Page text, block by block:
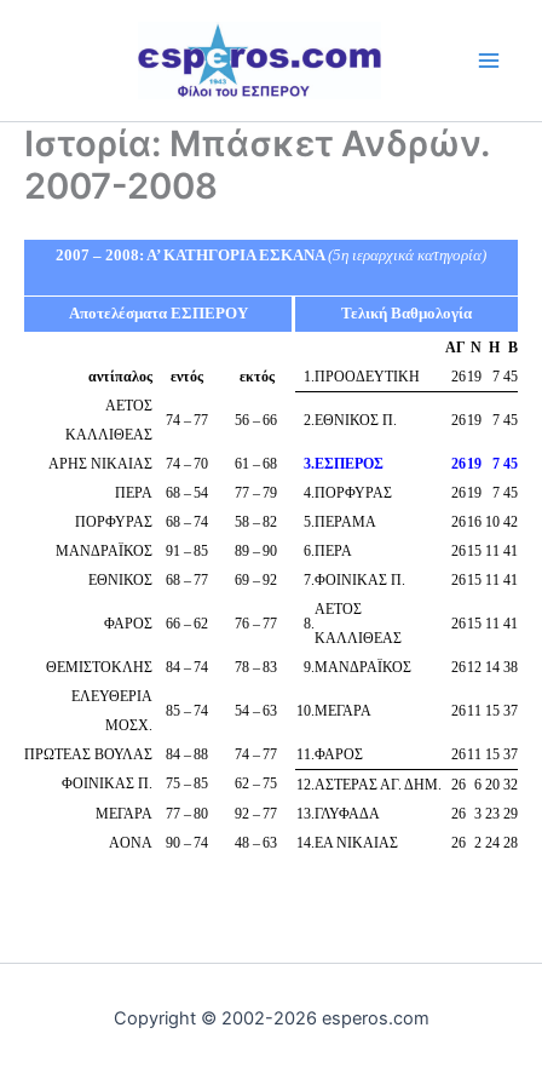
Ιστορία: Μπάσκετ Ανδρών.
2007-2008
2007 – 2008: A’ ΚΑΤΗΓΟΡΙΑ ΕΣΚΑΝΑ(5η ιεραρχικά κατηγορία)
Αποτελέσματα ΕΣΠΕΡΟΥ Τελική Βαθμολογία
ΑΓ Ν Η Β
αντίπαλος
εντός εκτός 1.ΠΡΟΟΔΕΥΤΙΚΗ 2619 7 45
ΑΕΤΟΣ
ΚΑΛΛΙΘΕΑΣ
74 –77 56 –66 2.ΕΘΝΙΚΟΣ Π. 2619 7 45
ΑΡΗΣ ΝΙΚΑΙΑΣ 74 –70 61 –68 3.ΕΣΠΕΡΟΣ 2619 7 45
ΠΕΡΑ
68 –54 77 –79 4.ΠΟΡΦΥΡΑΣ 2619 7 45
ΠΟΡΦΥΡΑΣ
68 –74 58 –82 5.ΠΕΡΑΜΑ 2616 10 42
ΜΑΝΔΡΑΪΚΟΣ
91 –85 89 –90 6.ΠΕΡΑ 2615 11 41
ΕΘΝΙΚΟΣ
68 –77 69 –92 7.ΦΟΙΝΙΚΑΣ Π. 2615 11 41
ΦΑΡΟΣ 66 –62 76 –77 8.
ΑΕΤΟΣ
ΚΑΛΛΙΘΕΑΣ
2615 11 41
ΘΕΜΙΣΤΟΚΛΗΣ 84 –74 78 –83 9.ΜΑΝΔΡΑΪΚΟΣ 2612 14 38
ΕΛΕΥΘΕΡΙΑ
ΜΟΣΧ.
85 –74 54 –63 10.ΜΕΓΑΡΑ 2611 15 37
ΠΡΩΤΕΑΣ ΒΟΥΛΑΣ 84 –88 74 –77 11.ΦΑΡΟΣ 2611 15 37
ΦΟΙΝΙΚΑΣ Π.
75 –85 62 –75 12.ΑΣΤΕΡΑΣ ΑΓ. ΔΗΜ. 26 6 20 32
ΜΕΓΑΡΑ
77 –80 92 –77 13.ΓΛΥΦΑΔΑ 26 3 23 29
ΑΟΝΑ
90 –74 48 –63 14.ΕΑ ΝΙΚΑΙΑΣ 26 2 24 28
Copyright © 2002-2026 esperos.com